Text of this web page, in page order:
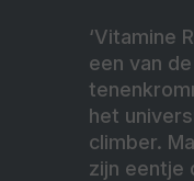
‘Vitamine
een van
het
climber.
zijn eentje